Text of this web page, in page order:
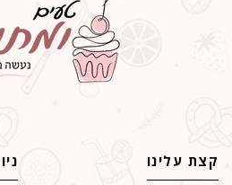
קצת עלינו